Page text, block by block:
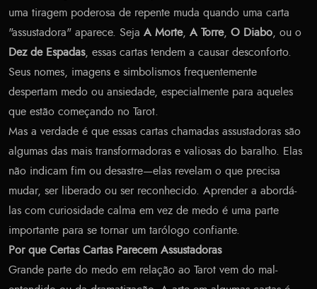
uma tiragem poderosa de repente muda quando uma carta
"assustadora" aparece. Seja A Morte, A Torre, O Diabo, ou o
Dez de Espadas, essas cartas tendem a causar desconforto.
Seus nomes, imagens e simbolismos frequentemente
despertam medo ou ansiedade, especialmente para aqueles
que estão começando no Tarot.
Mas a verdade é que essas cartas chamadas assustadoras são
algumas das mais transformadoras e valiosas do baralho. Elas
não indicam fim ou desastre—elas revelam o que precisa
mudar, ser liberado ou ser reconhecido. Aprender a abordá-
las com curiosidade calma em vez de medo é uma parte
importante para se tornar um tarólogo confiante.
Por que Certas Cartas Parecem Assustadoras
Grande parte do medo em relação ao Tarot vem do mal-